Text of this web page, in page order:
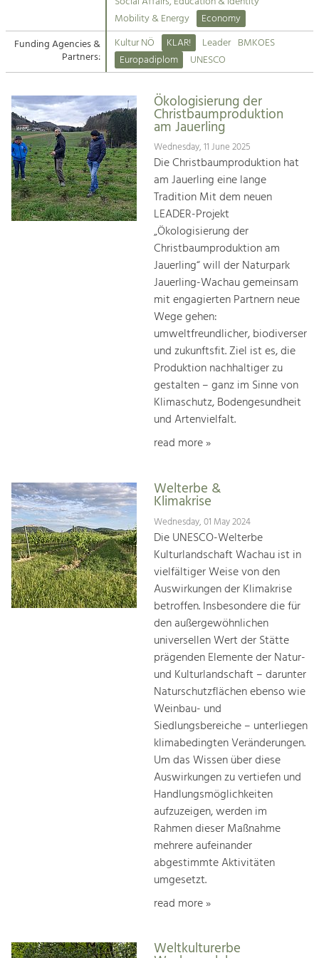
Suche
Impressum
Kontakt
Tourism
Offer Development and Positioning
Art & Culture
Crafts, Science and Research.
Social Affairs, Education
& Identity
Equality, Youth and Integration.
Climate Change, Public Transport and
Increase in Regional Value Added.
Mobility & Energy
Economy
Funding Agencies &
Partners:
Kultur NÖ KLAR! Leader BMKOES
Europadiplom
UNESCO
Ökologisierung der
Christbaumproduktion
am Jauerling
Wednesday, 11 June 2025
Die Christbaumproduktion hat
am Jauerling eine lange
Tradition Mit dem neuen
LEADER-Projekt
„Ökologisierung der
Christbaumproduktion am
Jauerling“ will der Naturpark
Jauerling-Wachau gemeinsam
mit engagierten Partnern neue
Wege gehen:
umweltfreundlicher, biodiverser
und zukunftsfit. Ziel ist es, die
Produktion nachhaltiger zu
gestalten – ganz im Sinne von
Klimaschutz, Bodengesundheit
und Artenvielfalt.
read more »
Welterbe &
Klimakrise
Wednesday, 01 May 2024
Die UNESCO-Welterbe
Kulturlandschaft Wachau ist in
vielfältiger Weise von den
Auswirkungen der Klimakrise
betroffen. Insbesondere die für
den außergewöhnlichen
universellen Wert der Stätte
prägenden Elemente der Natur-
und Kulturlandschaft – darunter
Naturschutzflächen ebenso wie
Weinbau- und
Siedlungsbereiche – unterliegen
klimabedingten Veränderungen.
Um das Wissen über diese
Auswirkungen zu vertiefen und
Handlungsmöglichkeiten
aufzuzeigen, werden im
Rahmen dieser Maßnahme
mehrere aufeinander
abgestimmte Aktivitäten
umgesetzt.
read more »
Weltkulturerbe